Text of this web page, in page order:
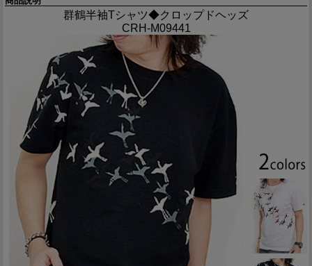
群鶴半袖Tシャツ◆クロップドヘッズ
CRH-M09441